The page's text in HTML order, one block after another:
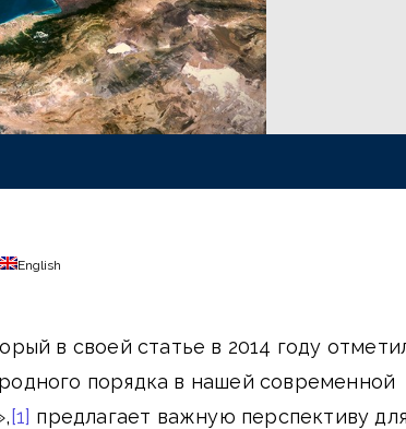
English
в своей статье в 2014 году
порядка в нашей современной
[1] предлагает важную перспективу для